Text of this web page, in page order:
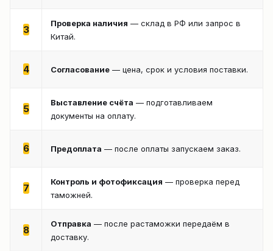
3
Проверка наличия — склад в РФ или запрос в
Китай.
4 Согласование — цена, срок и условия поставки.
5
Выставление счёта — подготавливаем
документы на оплату.
6 Предоплата — после оплаты запускаем заказ.
7
Контроль и фотофиксация — проверка перед
таможней.
8
Отправка — после растаможки передаём в
доставку.